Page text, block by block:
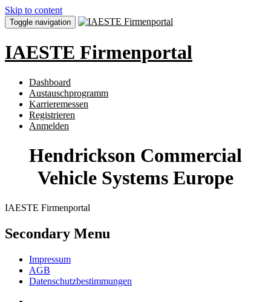
Skip to content
Toggle navigation
IAESTE Firmenportal
Dashboard
Austauschprogramm
Karrieremessen
Registrieren
Anmelden
Hendrickson Commercial
Vehicle Systems Europe
IAESTE Firmenportal
Secondary Menu
Impressum
AGB
Datenschutzbestimmungen